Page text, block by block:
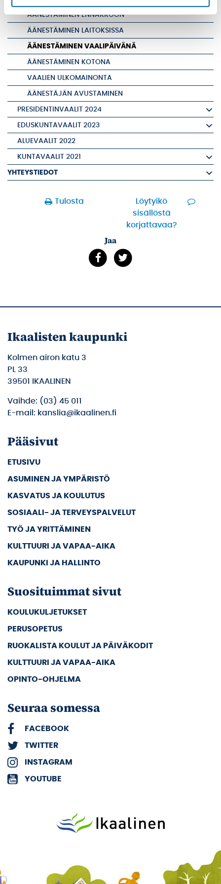
ÄÄNESTÄMINEN ENNAKKOON
ÄÄNESTÄMINEN LAITOKSISSA
ÄÄNESTÄMINEN VAALIPÄIVÄNÄ
ÄÄNESTÄMINEN KOTONA
VAALIEN ULKOMAINONTA
ÄÄNESTÄJÄN AVUSTAMINEN
PRESIDENTINVAALIT 2024
EDUSKUNTAVAALIT 2023
ALUEVAALIT 2022
KUNTAVAALIT 2021
YHTEYSTIEDOT
Tulosta
Löytyikö
sisällöstä
korjattavaa?
Jaa
Ikaalisten kaupunki
Kolmen airon katu 3
PL 33
39501 IKAALINEN
Vaihde: (03) 45 011
E-mail: kanslia@ikaalinen.fi
Pääsivut
ETUSIVU
ASUMINEN JA YMPÄRISTÖ
KASVATUS JA KOULUTUS
SOSIAALI- JA TERVEYSPALVELUT
TYÖ JA YRITTÄMINEN
KULTTUURI JA VAPAA-AIKA
KAUPUNKI JA HALLINTO
Suosituimmat sivut
KOULUKULJETUKSET
PERUSOPETUS
RUOKALISTA KOULUT JA PÄIVÄKODIT
KULTTUURI JA VAPAA-AIKA
OPINTO-OHJELMA
Seuraa somessa
FACEBOOK
TWITTER
INSTAGRAM
YOUTUBE